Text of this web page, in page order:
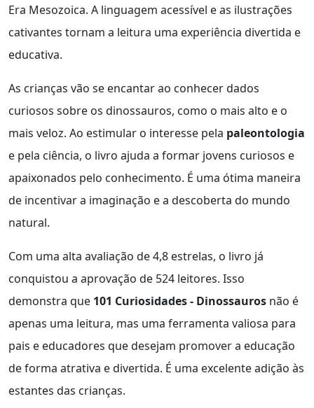
Era Mesozoica. A linguagem acessível e as ilustrações
cativantes tornam a leitura uma experiência divertida e
educativa.
As crianças vão se encantar ao conhecer dados
curiosos sobre os dinossauros, como o mais alto e o
mais veloz. Ao estimular o interesse pela paleontologia
e pela ciência, o livro ajuda a formar jovens curiosos e
apaixonados pelo conhecimento. É uma ótima maneira
de incentivar a imaginação e a descoberta do mundo
natural.
Com uma alta avaliação de 4,8 estrelas, o livro já
conquistou a aprovação de 524 leitores. Isso
demonstra que 101 Curiosidades - Dinossauros não é
apenas uma leitura, mas uma ferramenta valiosa para
pais e educadores que desejam promover a educação
de forma atrativa e divertida. É uma excelente adição às
estantes das crianças.